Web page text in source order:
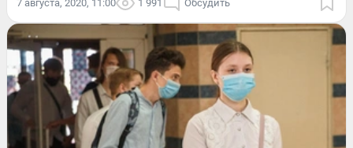
7 августа, 2020, 11:00 1 991 Обсудить